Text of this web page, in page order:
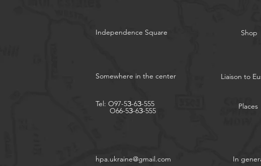
Independence Square Shop
Somewhere in the center
Tel: O97-5З-6З-555
O66-5З-6З-555
Liaison to
Places
​hpa.ukraine@gmail.com In